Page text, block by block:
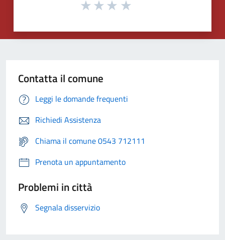
Contatta il comune
Leggi le domande frequenti
Richiedi Assistenza
Chiama il comune 0543 712111
Prenota un appuntamento
Problemi in città
Segnala disservizio